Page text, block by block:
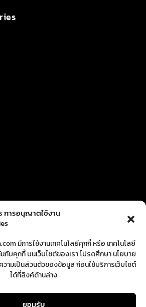
การอนุญาตใช้งาน
มีการใช้งานเทคโนโลยีคุกกี้ หรือ เทคโนโลยี
บคุกกี้ บนเว็บไซต์ของเรา โปรดศึกษา นโยบาย
วามเป็นส่วนตัวของข้อมูล ก่อนใช้บริการเว็บไซต์
ได้ที่ลิงค์ด้านล่าง
ยอมรับ